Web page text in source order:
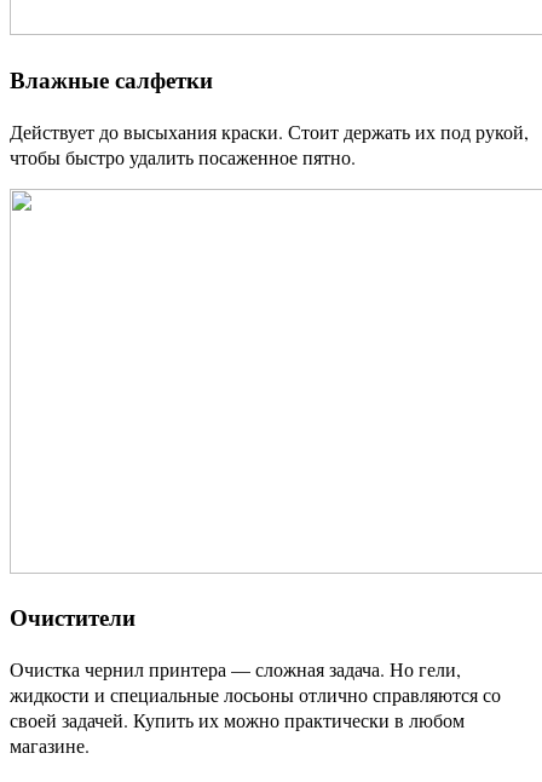
Влажные салфетки
Действует до высыхания краски. Стоит держать их под рукой,
чтобы быстро удалить посаженное пятно.
Очистители
Очистка чернил принтера — сложная задача. Но гели,
жидкости и специальные лосьоны отлично справляются со
своей задачей. Купить их можно практически в любом
магазине.